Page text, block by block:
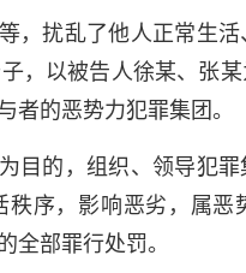
，扰乱了他人正常生
，以被告人徐某、张
者的恶势力犯罪集团。
目的，组织、领导犯
序，影响恶劣，属
全部罪行处罚。